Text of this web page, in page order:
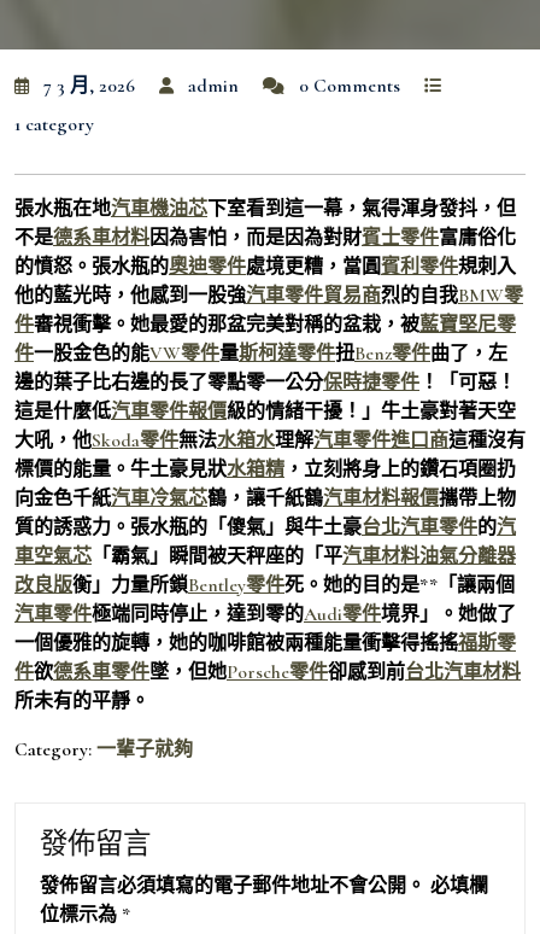
7 3 月, 2026 admin
0 Comments
1 category
張水瓶在地汽車機油芯下室看到這一幕，氣得渾身發抖，但
不是德系車材料因為害怕，而是因為對財賓士零件富庸俗化
的憤怒。張水瓶的奧迪零件處境更糟，當圓賓利零件規刺入
他的藍光時，他感到一股強汽車零件貿易商烈的自我BMW零
件審視衝擊。她最愛的那盆完美對稱的盆栽，被藍寶堅尼零
件一股金色的能VW零件量斯柯達零件扭Benz零件曲了，左
邊的葉子比右邊的長了零點零一公分保時捷零件 ！「可惡！
這是什麼低汽車零件報價級的情緒干擾！」牛土豪對著天空
大吼，他Skoda零件無法水箱水理解汽車零件進口商這種沒有
標價的能量。牛土豪見狀水箱精 ，立刻將身上的鑽石項圈扔
向金色千紙汽車冷氣芯鶴，讓千紙鶴汽車材料報價攜帶上物
質的誘惑力。張水瓶的「傻氣」與牛土豪台北汽車零件的汽
車空氣芯 「霸氣」瞬間被天秤座的「平汽車材料油氣分離器
改良版衡」力量所鎖Bentley零件死。她的目的是**「讓兩個
汽車零件極端同時停止，達到零的Audi零件境界」。她做了
一個優雅的旋轉，她的咖啡館被兩種能量衝擊得搖搖福斯零
件欲德系車零件墜，但她Porsche零件卻感到前台北汽車材料
所未有的平靜。
Category: 一輩子就夠
發佈留言
發佈留言必須填寫的電子郵件地址不會公開。 必填欄
位標示為 *